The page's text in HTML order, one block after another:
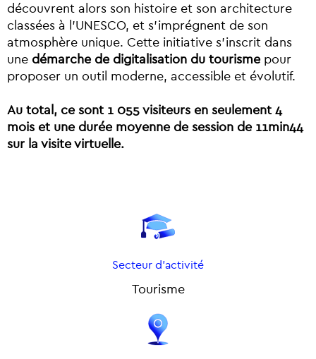
découvrent alors son histoire et son architecture
classées à l’UNESCO, et s’imprégnent de son
atmosphère unique. Cette initiative s’inscrit dans
une démarche de digitalisation du tourisme pour
proposer un outil moderne, accessible et évolutif.
Au total, ce sont 1 055 visiteurs en seulement 4
mois et une durée moyenne de session de 11min44
sur la visite virtuelle.
Secteur d'activité
Tourisme